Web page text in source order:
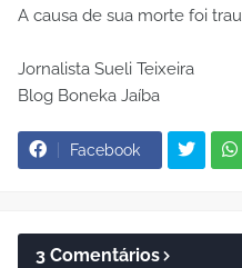
A causa de sua morte foi
Jornalista Sueli Teixeira
Blog Boneka Jaíba
Facebook
3 Comentários